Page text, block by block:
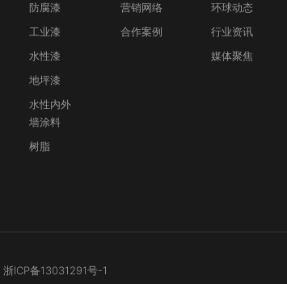
防腐漆
工业漆
水性漆
地坪漆
水性内外
墙涂料
树脂
营销网络
合作案例
环球动态
行业资讯
媒体聚焦
浙ICP备13031291号-1